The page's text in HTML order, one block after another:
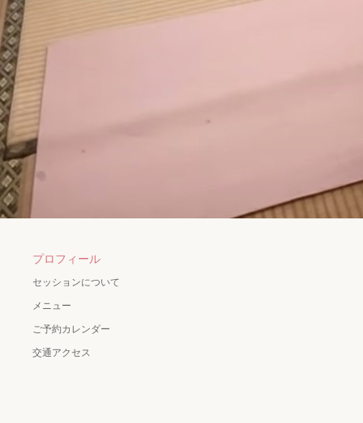
プロフィール
セッションについて
メニュー
ご予約カレンダー
交通アクセス